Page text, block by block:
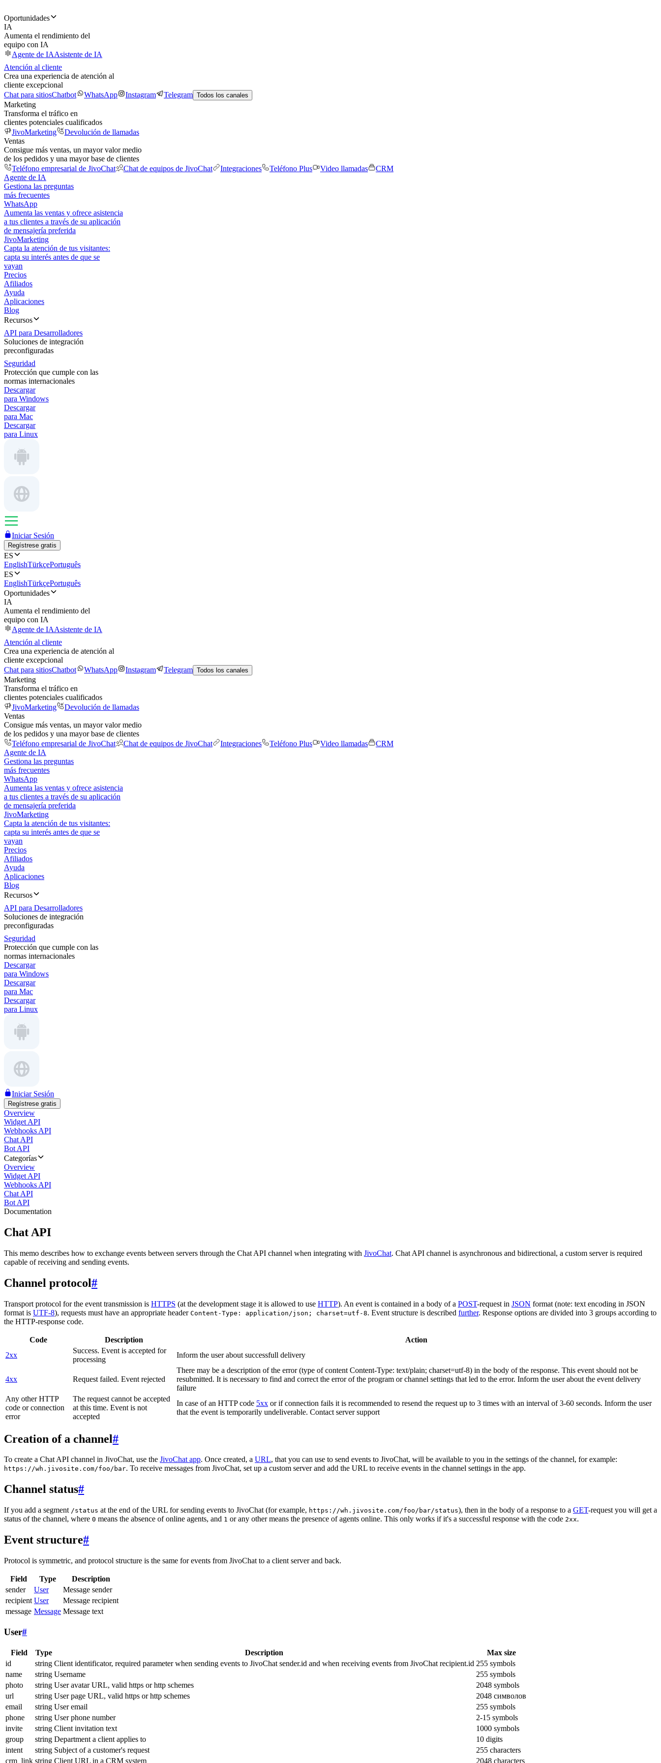
Oportunidades
IA
Aumenta el rendimiento del
equipo con IA
Agente de IAAsistente de IA
Atención al cliente
Crea una experiencia de atención al
cliente excepcional
Chat para sitiosChatbot WhatsApp Instagram Telegram Todos los canales
Marketing
Transforma el tráfico en
clientes potenciales cualificados
JivoMarketing
Devolución de llamadas
Ventas
Consigue más ventas, un mayor valor medio
de los pedidos y una mayor base de clientes
Teléfono empresarial de JivoChat
Chat de equipos de JivoChat Integraciones Teléfono Plus Video llamadas
CRM
Agente de IA
Gestiona las preguntas
más frecuentes
WhatsApp
Aumenta las ventas y ofrece asistencia
a tus clientes a través de su aplicación
de mensajería preferida
JivoMarketing
Capta la atención de tus visitantes:
capta su interés antes de que se
vayan
Precios
Afiliados
Ayuda
Aplicaciones
Blog
Recursos
API para Desarrolladores
Soluciones de integración
preconfiguradas
Seguridad
Protección que cumple con las
normas internacionales
Descargar
para Windows
Descargar
para Mac
Descargar
para Linux
Iniciar Sesión
Regístrese gratis
ES
EnglishTürkçePortuguês
ES
EnglishTürkçePortuguês
Oportunidades
IA
Aumenta el rendimiento del
equipo con IA
Agente de IAAsistente de IA
Atención al cliente
Crea una experiencia de atención al
cliente excepcional
Chat para sitiosChatbot WhatsApp Instagram Telegram Todos los canales
Marketing
Transforma el tráfico en
clientes potenciales cualificados
JivoMarketing
Devolución de llamadas
Ventas
Consigue más ventas, un mayor valor medio
de los pedidos y una mayor base de clientes
Teléfono empresarial de JivoChat
Chat de equipos de JivoChat Integraciones Teléfono Plus Video llamadas
CRM
Agente de IA
Gestiona las preguntas
más frecuentes
WhatsApp
Aumenta las ventas y ofrece asistencia
a tus clientes a través de su aplicación
de mensajería preferida
JivoMarketing
Capta la atención de tus visitantes:
capta su interés antes de que se
vayan
Precios
Afiliados
Ayuda
Aplicaciones
Blog
Recursos
API para Desarrolladores
Soluciones de integración
preconfiguradas
Seguridad
Protección que cumple con las
normas internacionales
Descargar
para Windows
Descargar
para Mac
Descargar
para Linux
Iniciar Sesión
Regístrese gratis
Overview
Widget API
Webhooks API
Chat API
Bot API
Categorías
Overview
Widget API
Webhooks API
Chat API
Bot API
Documentation
Chat API
This memo describes how to exchange events between servers through the Chat API channel when integrating with JivoChat. Chat API channel is asynchronous and bidirectional, a custom server is required
capable of receiving and sending events.
Channel protocol#
Transport protocol for the event transmission is HTTPS (at the development stage it is allowed to use HTTP). An event is contained in a body of a POST-request in JSON format (note: text encoding in JSON
format is UTF-8), requests must have an appropriate header Content-Type: application/json; charset=utf-8. Event structure is described further. Response options are divided into 3 groups according to
the HTTP-response code.
Code Description
Action
2xx
Success. Event is accepted for
processing
Inform the user about successfull delivery
4xx Request failed. Event rejected
There may be a description of the error (type of content Content-Type: text/plain; charset=utf-8) in the body of the response. This event should not be
resubmitted. It is necessary to find and correct the error of the program or channel settings that led to the error. Inform the user about the event delivery
failure
Any other HTTP
code or connection
error
The request cannot be accepted
at this time. Event is not
accepted
In case of an HTTP code 5xx or if connection fails it is recommended to resend the request up to 3 times with an interval of 3-60 seconds. Inform the user
that the event is temporarily undeliverable. Contact server support
Creation of a channel#
To create a Chat API channel in JivoChat, use the JivoChat app. Once created, a URL, that you can use to send events to JivoChat, will be available to you in the settings of the channel, for example:
https://wh.jivosite.com/foo/bar. To receive messages from JivoChat, set up a custom server and add the URL to receive events in the channel settings in the app.
Channel status#
If you add a segment /status at the end of the URL for sending events to JivoChat (for example, https://wh.jivosite.com/foo/bar/status), then in the body of a response to a GET-request you will get a
status of the channel, where 0 means the absence of online agents, and 1 or any other means the presence of agents online. This only works if it's a successful response with the code 2xx.
Event structure#
Protocol is symmetric, and protocol structure is the same for events from JivoChat to a client server and back.
Field Type
Description
sender
User
Message sender
recipient User
Message recipient
message Message Message text
User#
Field Type Description
Max size
id
string Client identificator, required parameter when sending events to JivoChat sender.id and when receiving events from JivoChat recipient.id 255 symbols
name
string Username
255 symbols
photo
string User avatar URL, valid https or http schemes
2048 symbols
url
string User page URL, valid https or http schemes
2048 символов
email
string User email
255 symbols
phone
string User phone number
2-15 symbols
invite
string Client invitation text
1000 symbols
group
string Department a client applies to
10 digits
intent
string Subject of a customer's request
255 characters
crm_link string Client URL in a CRM system 2048 characters